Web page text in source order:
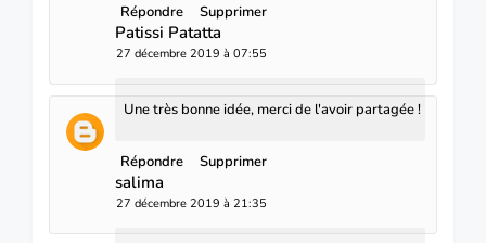
Répondre Supprimer
Patissi Patatta
27 décembre 2019 à 07:55
Une très bonne idée, merci de l'avoir partagée !
Répondre Supprimer
salima
27 décembre 2019 à 21:35